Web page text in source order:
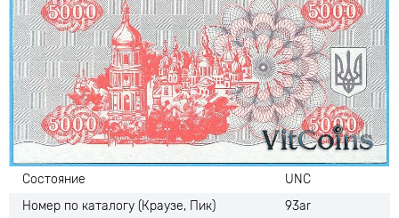
Состояние
UNC
Номер по каталогу (Краузе, Пик)
93ar